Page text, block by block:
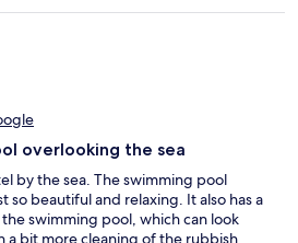
overlooking the sea
by the sea. The swimming pool
so beautiful and relaxing. It also has a
swimming pool, which can look
a bit more cleaning of the rubbish